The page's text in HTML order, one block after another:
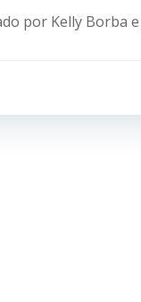
por Kelly Borba